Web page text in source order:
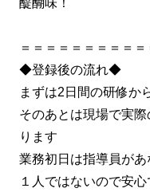
醍醐味！
＝＝＝＝＝＝＝＝＝
◆登録後の流れ◆
まずは2日間の研修か
そのあとは現場で実
ります
業務初日は指導員があ
１人ではないので安心